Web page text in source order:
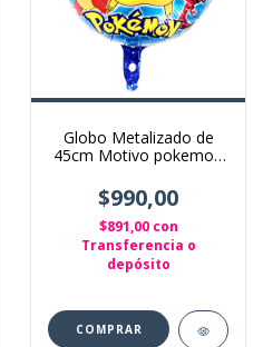
Globo Metalizado de
45cm Motivo pokemon
$990,00
$891,00 con
Transferencia o
depósito